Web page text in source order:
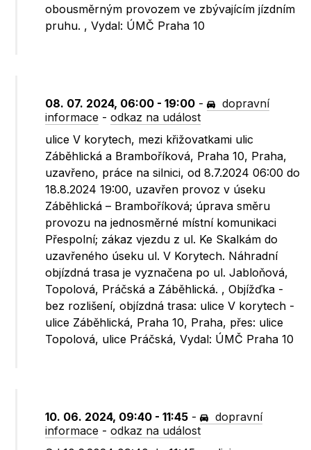
obousměrným provozem ve zbývajícím jízdním
pruhu. , Vydal: ÚMČ Praha 10
08. 07. 2024, 06:00 - 19:00 -
dopravní
informace -odkaz na událost
ulice V korytech, mezi křižovatkami ulic
Záběhlická a Bramboříková, Praha 10, Praha,
uzavřeno, práce na silnici, od 8.7.2024 06:00 do
18.8.2024 19:00, uzavřen provoz v úseku
Záběhlická – Bramboříková; úprava směru
provozu na jednosměrné místní komunikaci
Přespolní; zákaz vjezdu z ul. Ke Skalkám do
uzavřeného úseku ul. V Korytech. Náhradní
objízdná trasa je vyznačena po ul. Jabloňová,
Topolová, Práčská a Záběhlická. , Objížďka -
bez rozlišení, objízdná trasa: ulice V korytech -
ulice Záběhlická, Praha 10, Praha, přes: ulice
Topolová, ulice Práčská, Vydal: ÚMČ Praha 10
10. 06. 2024, 09:40 - 11:45 -
dopravní
informace -odkaz na událost